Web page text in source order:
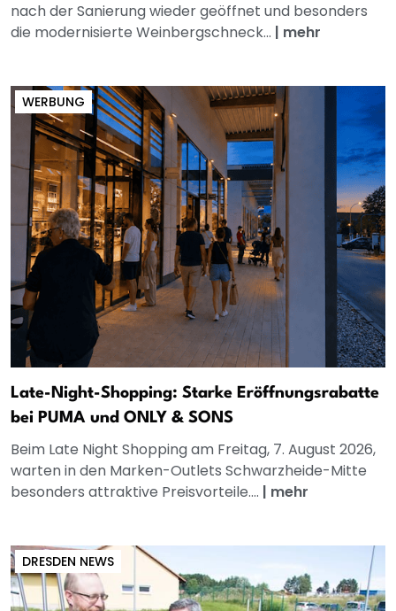
nach der Sanierung wieder geöffnet und besonders
die modernisierte Weinbergschneck... | mehr
WERBUNG
Late-Night-Shopping: Starke Eröffnungsrabatte
bei PUMA und ONLY & SONS
Beim Late Night Shopping am Freitag, 7. August 2026,
warten in den Marken-Outlets Schwarzheide-Mitte
besonders attraktive Preisvorteile.... | mehr
DRESDEN NEWS